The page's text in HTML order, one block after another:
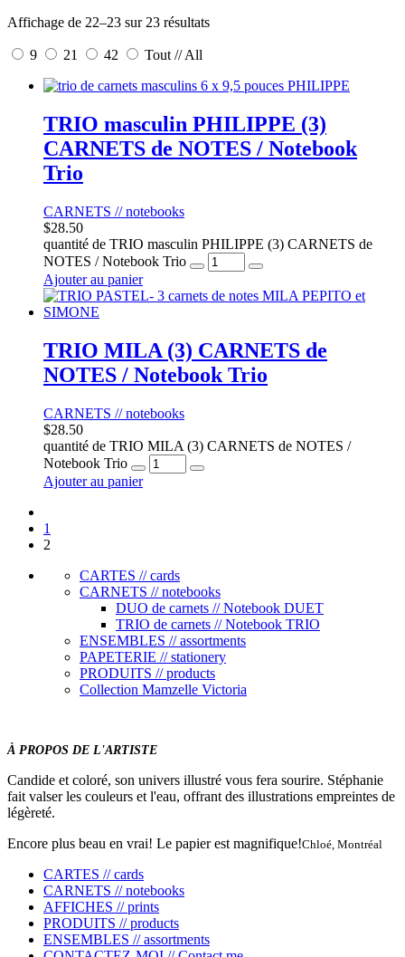
Affichage de 22–23 sur 23 résultats
9 21 42 Tout // All
TRIO masculin PHILIPPE (3)
CARNETS de NOTES / Notebook
Trio
CARNETS // notebooks
$28.50
quantité de TRIO masculin PHILIPPE (3) CARNETS de
NOTES / Notebook Trio
Ajouter au panier
TRIO MILA (3) CARNETS de
NOTES / Notebook Trio
CARNETS // notebooks
$28.50
quantité de TRIO MILA (3) CARNETS de NOTES /
Notebook Trio
Ajouter au panier
1
2
CARTES // cards
CARNETS // notebooks
DUO de carnets // Notebook DUET
TRIO de carnets // Notebook TRIO
ENSEMBLES // assortments
PAPETERIE // stationery
PRODUITS // products
Collection Mamzelle Victoria
À PROPOS DE L'ARTISTE
Candide et coloré, son univers illustré vous fera sourire. Stéphanie
fait valser les couleurs et l'eau, offrant des illustrations empreintes de
légèreté.
Encore plus beau en vrai! Le papier est magnifique!Chloé, Montréal
CARTES // cards
CARNETS // notebooks
AFFICHES // prints
PRODUITS // products
ENSEMBLES // assortments